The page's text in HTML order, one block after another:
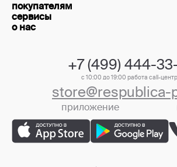
покупателям
сервисы
о нас
+7 (499) 444-
с 10:00 до 19:00 работа call-
store@respublica-
приложение